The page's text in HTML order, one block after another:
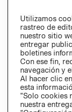
Perú (S/)
Utilizamos
rastreo de
nuestro sitio
entregar
boletines
Con ese fin,
navegación y
Al hacer clic
esta
“Solo cookies
nuestra